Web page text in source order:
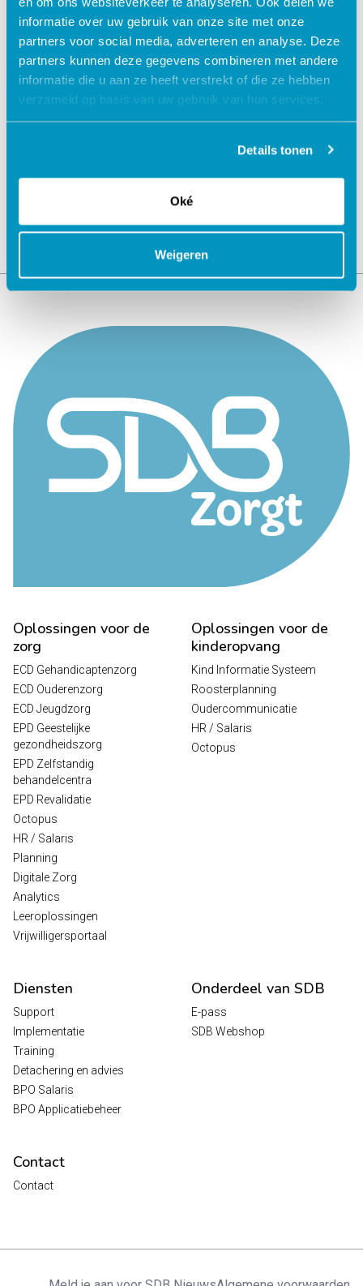
informatie over uw gebruik van onze site met onze
partners voor social media, adverteren en analyse. Deze
partners kunnen deze gegevens combineren met andere
informatie die u aan ze heeft verstrekt of die ze hebben
verzameld op basis van uw gebruik van hun services.
Details tonen
Oké
Weigeren
Oplossingen voor de
zorg
ECD Gehandicaptenzorg
ECD Ouderenzorg
ECD Jeugdzorg
EPD Geestelijke
gezondheidszorg
EPD Zelfstandig
behandelcentra
EPD Revalidatie
Octopus
HR / Salaris
Planning
Digitale Zorg
Analytics
Leeroplossingen
Vrijwilligersportaal
Oplossingen voor de
kinderopvang
Kind Informatie Systeem
Roosterplanning
Oudercommunicatie
HR / Salaris
Octopus
Diensten
Support
Implementatie
Training
Detachering en advies
BPO Salaris
BPO Applicatiebeheer
Onderdeel van SDB
E-pass
SDB Webshop
Contact
Contact